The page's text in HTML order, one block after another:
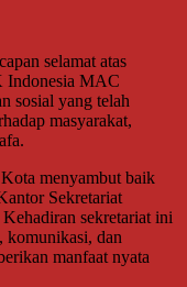
selamat atas
Indonesia MAC
sosial yang telah
masyarakat,
menyambut baik
Sekretariat
sekretariat ini
komunikasi, dan
manfaat nyata